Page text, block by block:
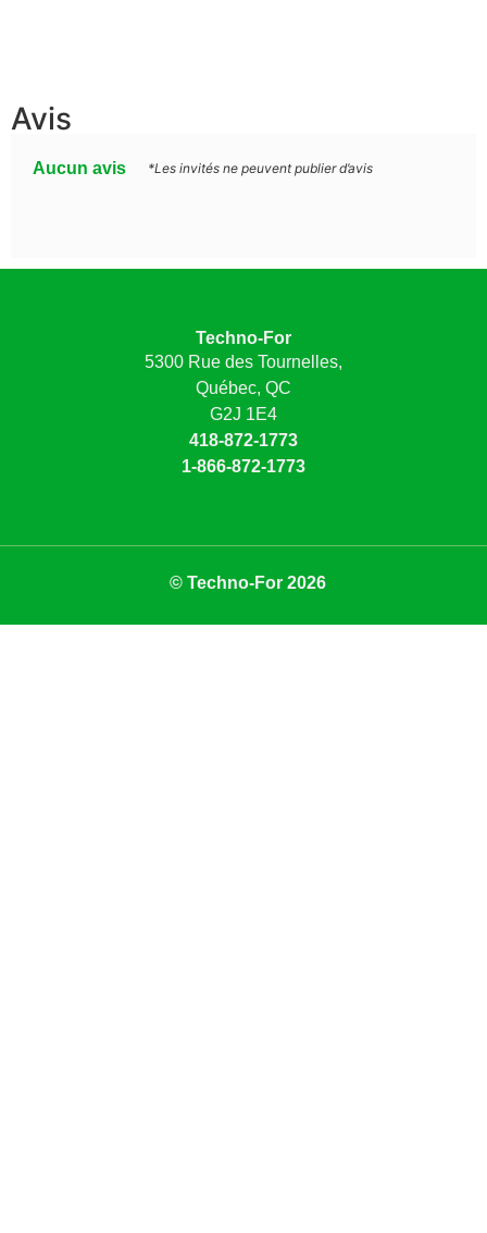
Avis
Aucun avis *Les invités ne peuvent publier d’avis
Techno-For
5300 Rue des Tournelles,
Québec, QC
G2J 1E4
418-872-1773
1-866-872-1773
© Techno-For 2026